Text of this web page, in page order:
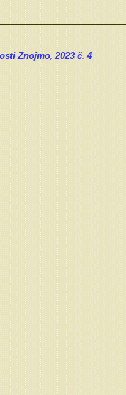
Znojmo, 2023 č. 4